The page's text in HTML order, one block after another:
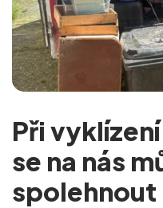
Při
se na nás
spolehnout